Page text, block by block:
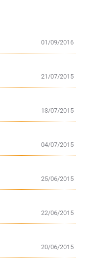
01/09/2016
21/07/2015
13/07/2015
04/07/2015
25/06/2015
22/06/2015
20/06/2015